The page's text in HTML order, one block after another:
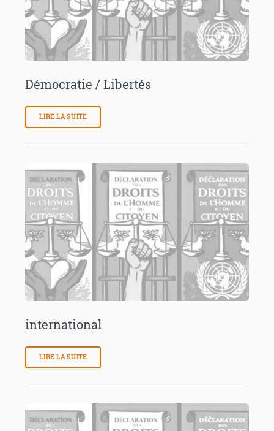
Démocratie / Libertés
LIRE LA SUITE
international
LIRE LA SUITE